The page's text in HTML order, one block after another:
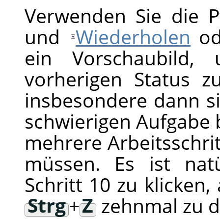
Verwenden Sie die
und
Wiederholen
ein
vorherigen Status
insbesondere dann
schwierigen Aufgabe
mehrere
müssen. Es ist
Schritt 10 zu
Strg+Z zehnmal zu